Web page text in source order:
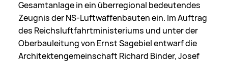
Gesamtanlage in ein überregional bedeutendes
Zeugnis der NS-Luftwaffenbauten ein. Im Auftrag
des Reichsluftfahrtministeriums und unter der
Oberbauleitung von Ernst Sagebiel entwarf die
Architektengemeinschaft Richard Binder, Josef